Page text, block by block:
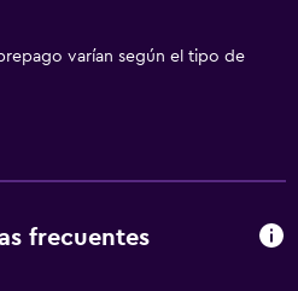
varían según el tipo de
frecuentes